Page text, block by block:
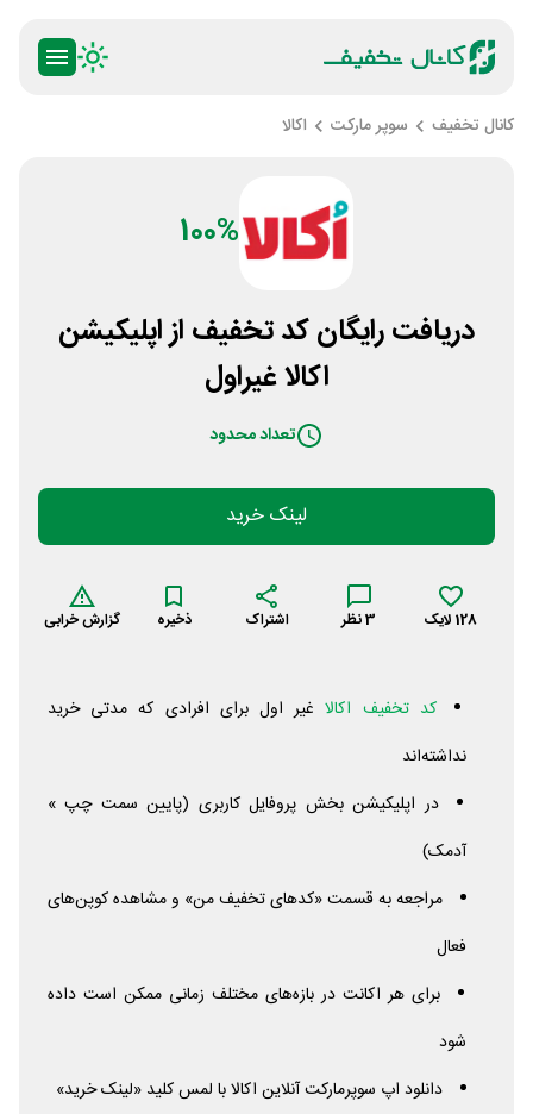
کانال تخفیف سوپر مارکت اکالا
100%
دریافت رایگان کد تخفیف از اپلیکیشن
اکالا غیراول
تعداد محدود
لینک خرید
128لایک 3نظر اشتراک ذخیره گزارش خرابی
کد تخفیف اکالاغیر اول برای افرادی که مدتی خرید
نداشته‌اند
در اپلیکیشن بخش پروفایل کاربری (پایین سمت چپ »
آدمک)
مراجعه به قسمت «کدهای تخفیف من» و مشاهده کوپن‌های
فعال
برای هر اکانت در بازه‌های مختلف زمانی ممکن است داده
شود
دانلود اپ سوپرمارکت آنلاین اکالا با لمس کلید «لینک خرید»